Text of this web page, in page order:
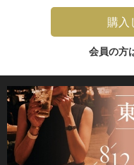
購入
会員の方